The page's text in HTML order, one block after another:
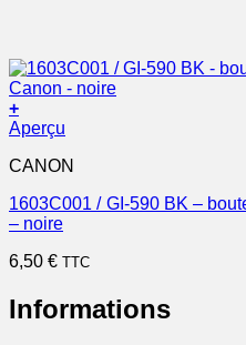
+
Aperçu
CANON
1603C001 / GI-590 BK –
– noire
6,50 € TTC
Informations